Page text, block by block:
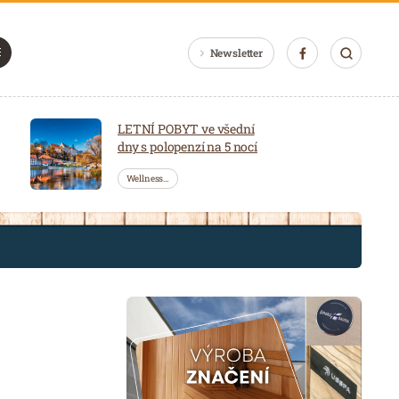
Newsletter
LETNÍ POBYT ve všední
dny s polopenzí na 5 nocí
Wellness…